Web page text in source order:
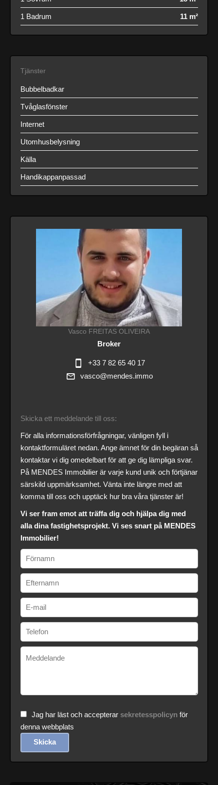
1 Badrum 11 m²
Tjänster
Bubbelbadkar
Tvåglasfönster
Internet
Utomhusbelysning
Källa
Handikappanpassad
Vasco FREITAS OLIVEIRA
Broker
+33 7 82 65 40 17
vasco@mendes.immo
Skicka ett meddelande till oss:
För alla informationsförfrågningar, vänligen fyll i
kontaktformuläret nedan. Ange ämnet för din begäran så
kontaktar vi dig omedelbart för att ge dig lämpliga svar.
På MENDES Immobilier är varje kund unik och förtjänar
särskild uppmärksamhet. Vänta inte längre med att
komma till oss och upptäck hur bra våra tjänster är!
Vi ser fram emot att träffa dig och hjälpa dig med
alla dina fastighetsprojekt. Vi ses snart på MENDES
Immobilier!
Jag har läst och accepterar sekretesspolicyn för
denna webbplats
Skicka